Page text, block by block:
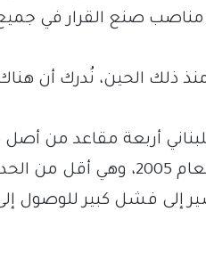
للنساء في مناصب صنع القرار في
منذ ذلك الحين، نُدرك أن
إلى فشل كبير للوصول